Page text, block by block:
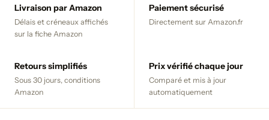
Livraison par Amazon
Délais et créneaux affichés
sur la fiche Amazon
Paiement sécurisé
Directement sur Amazon.fr
Retours simplifiés
Sous 30 jours, conditions
Amazon
Prix vérifié chaque jour
Comparé et mis à jour
automatiquement